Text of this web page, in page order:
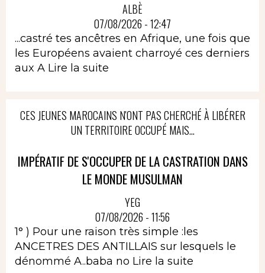
ALBÈ
07/08/2026 - 12:47
...castré tes ancêtres en Afrique, une fois que
les Européens avaient charroyé ces derniers
aux A Lire la suite
CES JEUNES MAROCAINS N'ONT PAS CHERCHÉ À LIBÉRER
UN TERRITOIRE OCCUPÉ MAIS...
IMPÉRATIF DE S'OCCUPER DE LA CASTRATION DANS
LE MONDE MUSULMAN
YEG
07/08/2026 - 11:56
1° ) Pour une raison très simple :les
ANCETRES DES ANTILLAIS sur lesquels le
dénommé A..baba no Lire la suite